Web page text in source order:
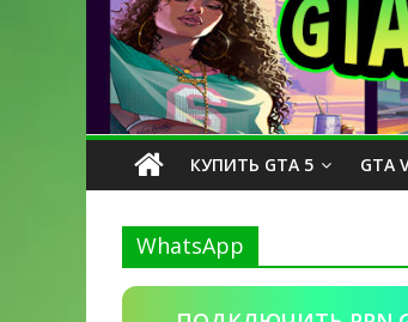
КУПИТЬ GTA 5 GTA
WhatsApp